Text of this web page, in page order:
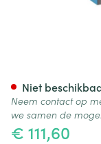
€ 111,60
Niet
Neem contact op
we samen de